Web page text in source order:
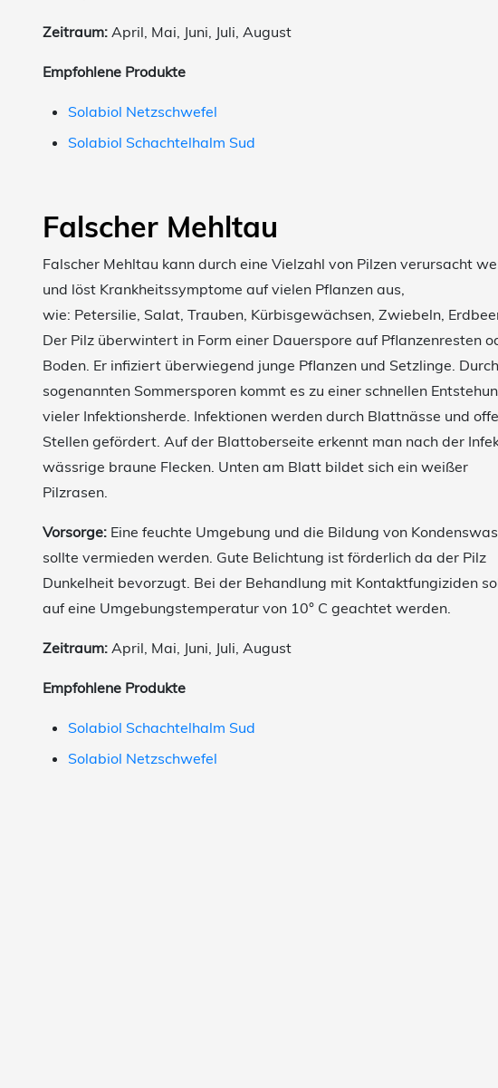
Zeitraum: April, Mai, Juni, Juli, August
Empfohlene Produkte
Solabiol Netzschwefel
Solabiol Schachtelhalm Sud
Falscher Mehltau
Falscher Mehltau kann durch eine Vielzahl von Pilzen verursacht
und löst Krankheitssymptome auf vielen Pflanzen aus,
wie: Petersilie, Salat, Trauben, Kürbisgewächsen, Zwiebeln,
Der Pilz überwintert in Form einer Dauerspore auf Pflanzenresten
Boden. Er infiziert überwiegend junge Pflanzen und Setzlinge.
sogenannten Sommersporen kommt es zu einer schnellen
vieler Infektionsherde. Infektionen werden durch Blattnässe und
Stellen gefördert. Auf der Blattoberseite erkennt man nach der
wässrige braune Flecken. Unten am Blatt bildet sich ein weißer
Pilzrasen.
Vorsorge: Eine feuchte Umgebung und die Bildung von
sollte vermieden werden. Gute Belichtung ist förderlich da der Pilz
Dunkelheit bevorzugt. Bei der Behandlung mit Kontaktfungiziden
auf eine Umgebungstemperatur von 10° C geachtet werden.
Zeitraum: April, Mai, Juni, Juli, August
Empfohlene Produkte
Solabiol Schachtelhalm Sud
Solabiol Netzschwefel